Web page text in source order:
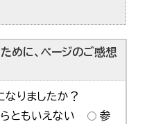
めに、ページのご感想
なりましたか？
ともいえない
参